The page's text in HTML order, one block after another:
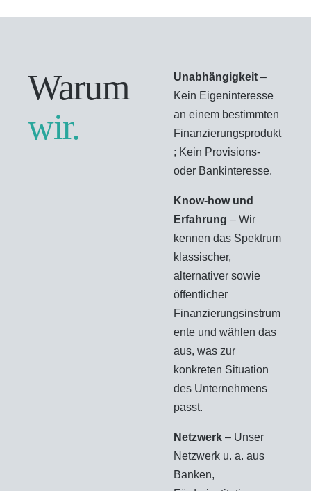
Warum
wir.
Unabhängigkeit–
Kein Eigeninteresse
an einem bestimmten
Finanzierungsprodukt
; Kein Provisions-
oder Bankinteresse.
Know-how und
Erfahrung – Wir
kennen das Spektrum
klassischer,
alternativer sowie
öffentlicher
Finanzierungsinstrum
ente und wählen das
aus, was zur
konkreten Situation
des Unternehmens
passt.
Netzwerk– Unser
Netzwerk u. a. aus
Banken,